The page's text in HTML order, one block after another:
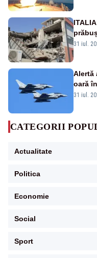
31 iul.
Alertă
oară
31 iul.
CATEGORII
Actualitate
Politica
Economie
Social
Sport